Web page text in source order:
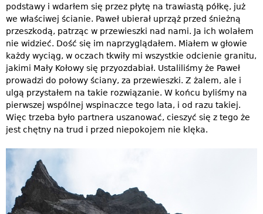
podstawy i wdarłem się przez płytę na trawiastą półkę, już
we właściwej ścianie. Paweł ubierał uprząż przed śnieżną
przeszkodą, patrząc w przewieszki nad nami. Ja ich wolałem
nie widzieć. Dość się im naprzyglądałem. Miałem w głowie
każdy wyciąg, w oczach tkwiły mi wszystkie odcienie granitu,
jakimi Mały Kołowy się przyozdabiał. Ustaliliśmy że Paweł
prowadzi do połowy ściany, za przewieszki. Z żalem, ale i
ulgą przystałem na takie rozwiązanie. W końcu byliśmy na
pierwszej wspólnej wspinaczce tego lata, i od razu takiej.
Więc trzeba było partnera uszanować, cieszyć się z tego że
jest chętny na trud i przed niepokojem nie klęka.